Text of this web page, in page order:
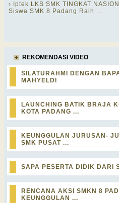
› Iptek LKS SMK TINGKAT
Siswa SMK 8 Padang Raih ...
REKOMENDASI VIDEO
SILATURAHMI DENGAN
MAHYELDI
LAUNCHING BATIK BRAJA
KOTA PADANG ...
KEUNGGULAN JURUSAN-
SMK PUSAT ...
SAPA PESERTA DIDIK DARI
RENCANA AKSI SMKN 8
KEUNGGULAN ...